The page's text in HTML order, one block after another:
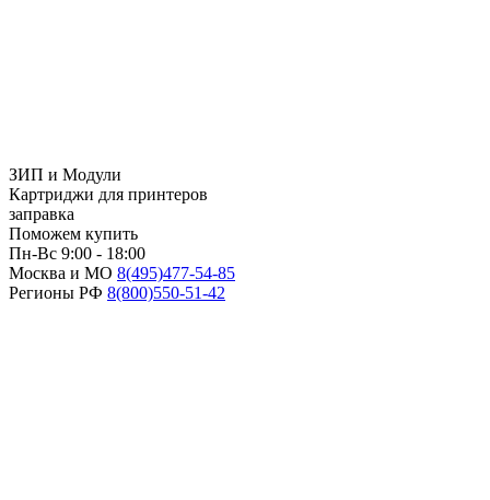
ЗИП и Модули
Картриджи для принтеров
заправка
Поможем купить
Пн-Вс 9:00 - 18:00
Москва и МО 8(495)477-54-85
Регионы РФ 8(800)550-51-42